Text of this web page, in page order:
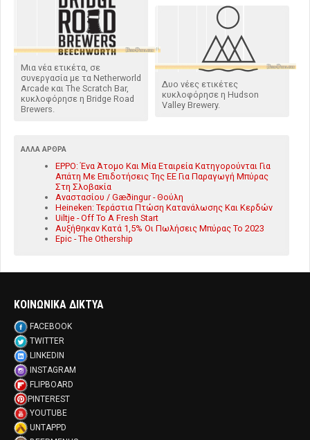
Μια νέα ετικέτα, σε
συνεργασία με τα Netherworld
Arcade και The Scratch Bar,
κυκλοφόρησε η Bridge Road
Brewers.
Δυο νέες ετικέτες
κυκλοφόρησε η Hudson
Valley Brewery.
ΆΛΛΑ ΆΡΘΡΑ
EPPO: Ένα Άτομο Και Μία Εταιρεία Κατηγορούνται Για
Απάτη Με Επιδοτήσεις Της ΕΕ Για Παραγωγή Μπύρας
Στη Σλοβακία
Αναστασίου / Gæðingur - Θούλη
Heineken: Τεράστια Πτώση Κατανάλωσης Και Κερδών
Uiltje - Off To A Fresh Start
Αυξήθηκαν Κατά 1,5% Οι Πωλήσεις Μπύρας Το 2023
Epic - The Othership
ΚΟΙΝΩΝΙΚΑ ΔΙΚΤΥΑ
FACEBOOK
TWITTER
LINKEDIN
INSTAGRAM
FLIPBOARD
PINTEREST
YOUTUBE
UNTAPPD